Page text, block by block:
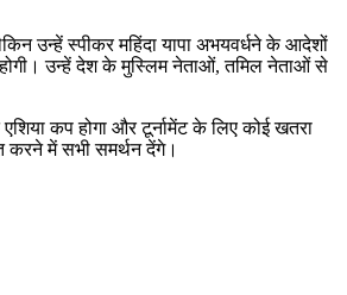
उन्हें स्पीकर महिंदा यापा अभयवर्धने के आदेशों
उन्हें देश के मुस्लिम नेताओं, तमिल नेताओं से
कप होगा और टूर्नामेंट के लिए कोई खतरा
करने में सभी समर्थन देंगे।